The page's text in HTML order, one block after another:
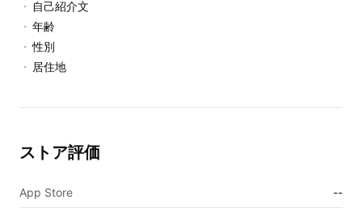
・ 自己紹介文
・ 年齢
・ 性別
・ 居住地
ストア評価
App Store --